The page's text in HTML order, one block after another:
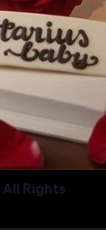
Rights